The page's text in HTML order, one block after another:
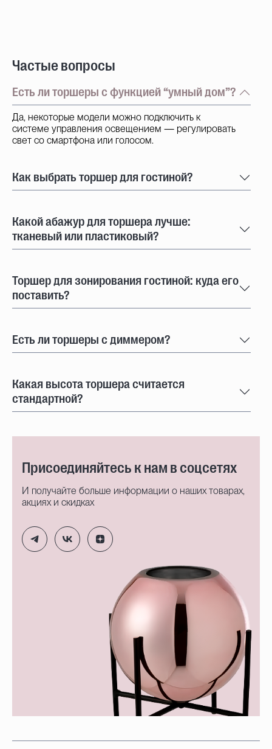
Частые вопросы
Есть ли торшеры с функцией “умный дом”?
Да, некоторые модели можно подключить к
системе управления освещением — регулировать
свет со смартфона или голосом.
Как выбрать торшер для гостиной?
Какой абажур для торшера лучше:
тканевый или пластиковый?
Торшер для зонирования гостиной: куда его
поставить?
Есть ли торшеры с диммером?
Какая высота торшера считается
стандартной?
Присоединяйтесь к нам в соцсетях
И получайте больше информации о наших товарах,
акциях и скидках